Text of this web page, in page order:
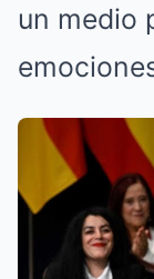
un medio